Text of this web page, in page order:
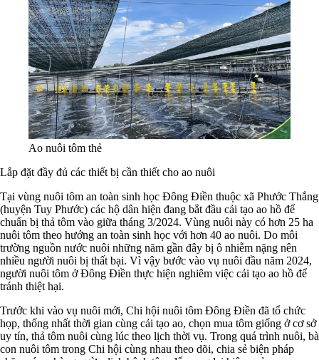
Ao nuôi tôm thẻ
Lắp đặt đầy đủ các thiết bị cần thiết cho ao nuôi
Tại vùng nuôi tôm an toàn sinh học Đông Điền thuộc xã Phước Thắng
(huyện Tuy Phước) các hộ dân hiện đang bắt đầu cải tạo ao hồ để
chuẩn bị thả tôm vào giữa tháng 3/2024. Vùng nuôi này có hơn 25 ha
nuôi tôm theo hướng an toàn sinh học với hơn 40 ao nuôi. Do môi
trường nguồn nước nuôi những năm gần đây bị ô nhiễm nặng nên
nhiều người nuôi bị thất bại. Vì vậy bước vào vụ nuôi đầu năm 2024,
người nuôi tôm ở Đông Điền thực hiện nghiêm việc cải tạo ao hồ để
tránh thiệt hại.
Trước khi vào vụ nuôi mới, Chi hội nuôi tôm Đông Điền đã tổ chức
họp, thống nhất thời gian cùng cải tạo ao, chọn mua tôm giống ở cơ sở
uy tín, thả tôm nuôi cùng lúc theo lịch thời vụ. Trong quá trình nuôi, bà
con nuôi tôm trong Chi hội cùng nhau theo dõi, chia sẻ biện pháp